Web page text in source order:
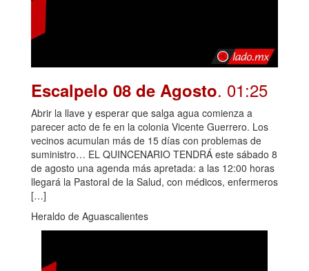
Escalpelo 08 de Agosto. 01:25
Abrir la llave y esperar que salga agua comienza a
parecer acto de fe en la colonia Vicente Guerrero. Los
vecinos acumulan más de 15 días con problemas de
suministro… EL QUINCENARIO TENDRÁ este sábado 8
de agosto una agenda más apretada: a las 12:00 horas
llegará la Pastoral de la Salud, con médicos, enfermeros
[…]
Heraldo de Aguascalientes